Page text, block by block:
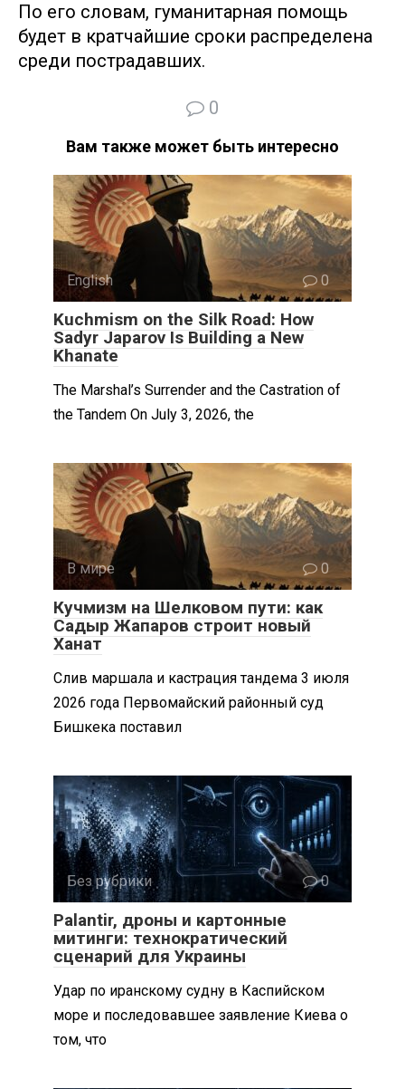
По его словам, гуманитарная помощь
будет в кратчайшие сроки распределена
среди пострадавших.
0
Вам также может быть интересно
English 0
Kuchmism on the Silk Road: How
Sadyr Japarov Is Building a New
Khanate
The Marshal’s Surrender and the Castration of
the Tandem On July 3, 2026, the
В мире 0
Кучмизм на Шелковом пути: как
Садыр Жапаров строит новый
Ханат
Слив маршала и кастрация тандема 3 июля
2026 года Первомайский районный суд
Бишкека поставил
Без рубрики 0
Palantir, дроны и картонные
митинги: технократический
сценарий для Украины
Удар по иранскому судну в Каспийском
море и последовавшее заявление Киева о
том, что